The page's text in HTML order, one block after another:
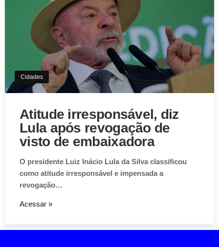
Cidades
Atitude irresponsável, diz
Lula após revogação de
visto de embaixadora
O presidente Luiz Inácio Lula da Silva classificou
como atitude irresponsável e impensada a
revogação…
Acessar »